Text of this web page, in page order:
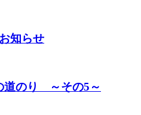
知らせ
道のり ～その5～